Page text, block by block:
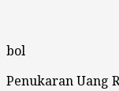
bol
Penukaran Uang